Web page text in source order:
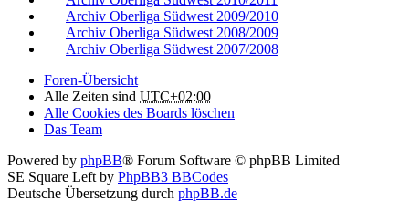
Archiv Oberliga Südwest 2009/2010
Archiv Oberliga Südwest 2008/2009
Archiv Oberliga Südwest 2007/2008
Foren-Übersicht
Alle Zeiten sind UTC+02:00
Alle Cookies des Boards löschen
Das Team
Powered by phpBB® Forum Software © phpBB Limited
SE Square Left by PhpBB3 BBCodes
Deutsche Übersetzung durch phpBB.de